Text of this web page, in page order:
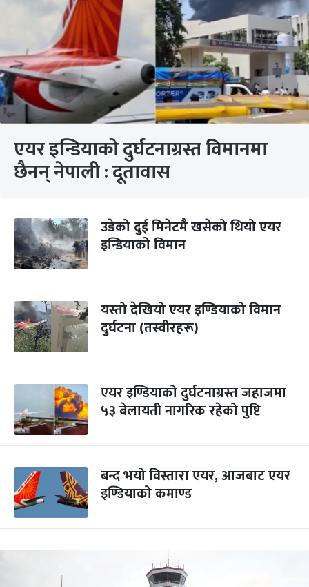
एयर इन्डियाको दुर्घटनाग्रस्त विमानमा
छैनन् नेपाली : दूतावास
उडेको दुई मिनेटमै खसेको थियो एयर
इन्डियाको विमान
यस्तो देखियो एयर इण्डियाको विमान
दुर्घटना (तस्वीरहरू)
एयर इण्डियाको दुर्घटनाग्रस्त जहाजमा
५३ बेलायती नागरिक रहेको पुष्टि
बन्द भयो विस्तारा एयर, आजबाट एयर
इण्डियाको कमाण्ड